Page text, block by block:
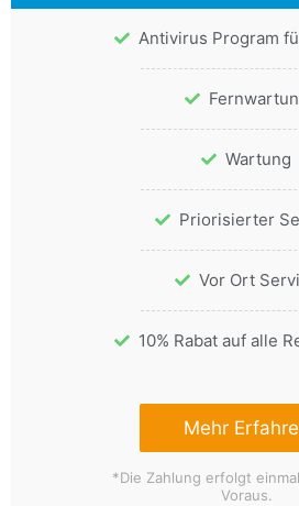
Antivirus Program
Wartung
Priorisierter
Vor Ort
10% Rabat auf alle
Mehr
*Die Zahlung erfolgt
Voraus.